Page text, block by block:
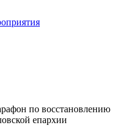
по восстановлению
епархии